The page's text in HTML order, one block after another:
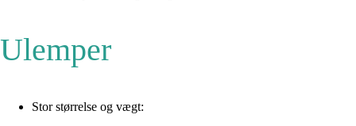
Ulemper
Stor størrelse og vægt: